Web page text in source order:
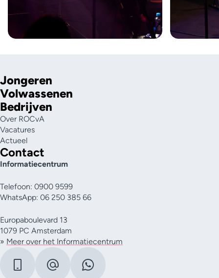
Jongeren
Volwassenen
Bedrijven
Over ROCvA
Vacatures
Actueel
Contact
Informatiecentrum
Telefoon: 0900 9599
WhatsApp: 06 250 385 66
Europaboulevard 13
1079 PC Amsterdam
» Meer over het Informatiecentrum